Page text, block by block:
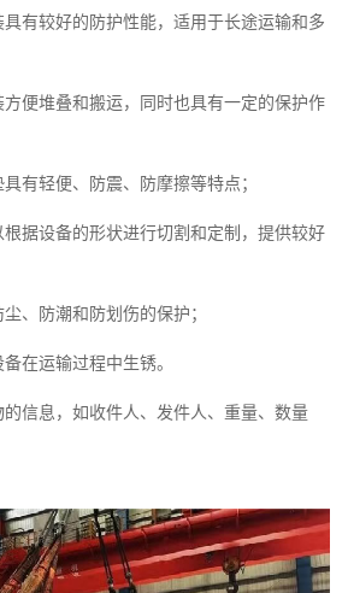
有较好的防护性能，适用于长途运输和多
便堆叠和搬运，同时也具有一定的保护作
有轻便、防震、防摩擦等特点；
据设备的形状进行切割和定制，提供较好
、防潮和防划伤的保护；
在运输过程中生锈。
信息，如收件人、发件人、重量、数量